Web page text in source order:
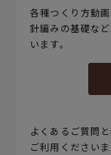
各種つくり方動
針編みの基礎な
います。
よくあるご質問
ご利用くださいま